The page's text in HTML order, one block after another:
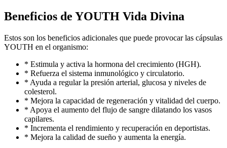
Beneficios de YOUTH Vida Divina
Estos son los beneficios adicionales que puede provocar las cápsulas
YOUTH en el organismo:
* Estimula y activa la hormona del crecimiento (HGH).
* Refuerza el sistema inmunológico y circulatorio.
* Ayuda a regular la presión arterial, glucosa y niveles de
colesterol.
* Mejora la capacidad de regeneración y vitalidad del cuerpo.
* Apoya el aumento del flujo de sangre dilatando los vasos
capilares.
* Incrementa el rendimiento y recuperación en deportistas.
* Mejora la calidad de sueño y aumenta la energía.